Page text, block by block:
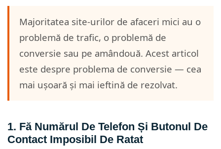
Majoritatea site-urilor de afaceri mici au o
problemă de trafic, o problemă de
conversie sau pe amândouă. Acest articol
este despre problema de conversie — cea
mai ușoară și mai ieftină de rezolvat.
1. Fă Numărul De Telefon Și Butonul De
Contact Imposibil De Ratat